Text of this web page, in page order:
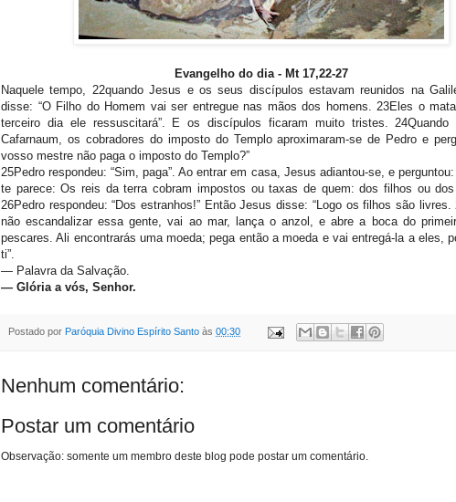
Evangelho do dia - Mt 17,22-27
Naquele tempo, 22quando Jesus e os seus discípulos estavam reunidos na
disse: “O Filho do Homem vai ser entregue nas mãos dos homens. 23Eles o
terceiro dia ele ressuscitará”. E os discípulos ficaram muito tristes. 24Quando
Cafarnaum, os cobradores do imposto do Templo aproximaram-se de Pedro e
vosso mestre não paga o imposto do Templo?”
25Pedro respondeu: “Sim, paga”. Ao entrar em casa, Jesus adiantou-se, e
te parece: Os reis da terra cobram impostos ou taxas de quem: dos filhos ou dos
26Pedro respondeu: “Dos estranhos!” Então Jesus disse: “Logo os filhos são livres.
não escandalizar essa gente, vai ao mar, lança o anzol, e abre a boca do
pescares. Ali encontrarás uma moeda; pega então a moeda e vai entregá-la a eles,
ti”.
— Palavra da Salvação.
— Glória a vós, Senhor.
Postado por Paróquia Divino Espírito Santo às 00:30
Nenhum comentário:
Postar um comentário
Observação: somente um membro deste blog pode postar um comentário.